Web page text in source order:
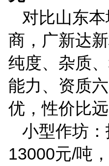
对比山东
商，广新达
纯度、杂质
能力、资质
优，性价比远
小型作坊
13000元/吨